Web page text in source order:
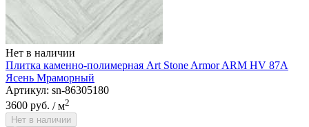
Нет в наличии
Плитка каменно-полимерная Art Stone Armor ARM HV 87A
Ясень Мраморный
Артикул: sn-86305180
3600 руб. / м2
Нет в наличии